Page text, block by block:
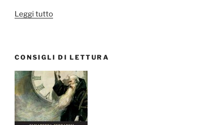
Leggi tutto“De
disputandum
(ovvero
del
coraggio
di
avere
CONSIGLI DI LETTURA